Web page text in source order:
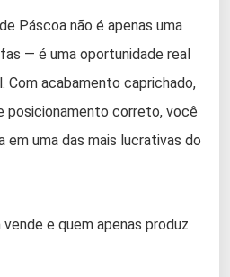
Páscoa não é apenas uma
— é uma oportunidade real
Com acabamento caprichado,
correto, você
uma das mais lucrativas do
e quem apenas produz